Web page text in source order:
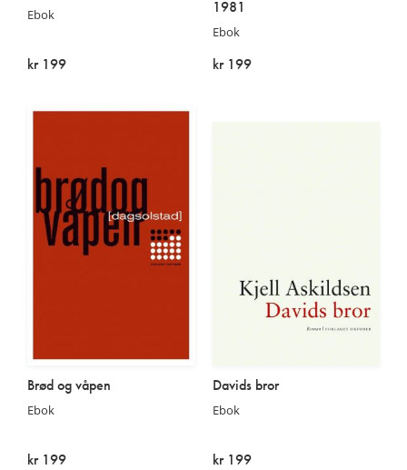
Ebok
kr 199
1981
Ebok
kr 199
Brød og våpen
Ebok
kr 199
Davids bror
Ebok
kr 199